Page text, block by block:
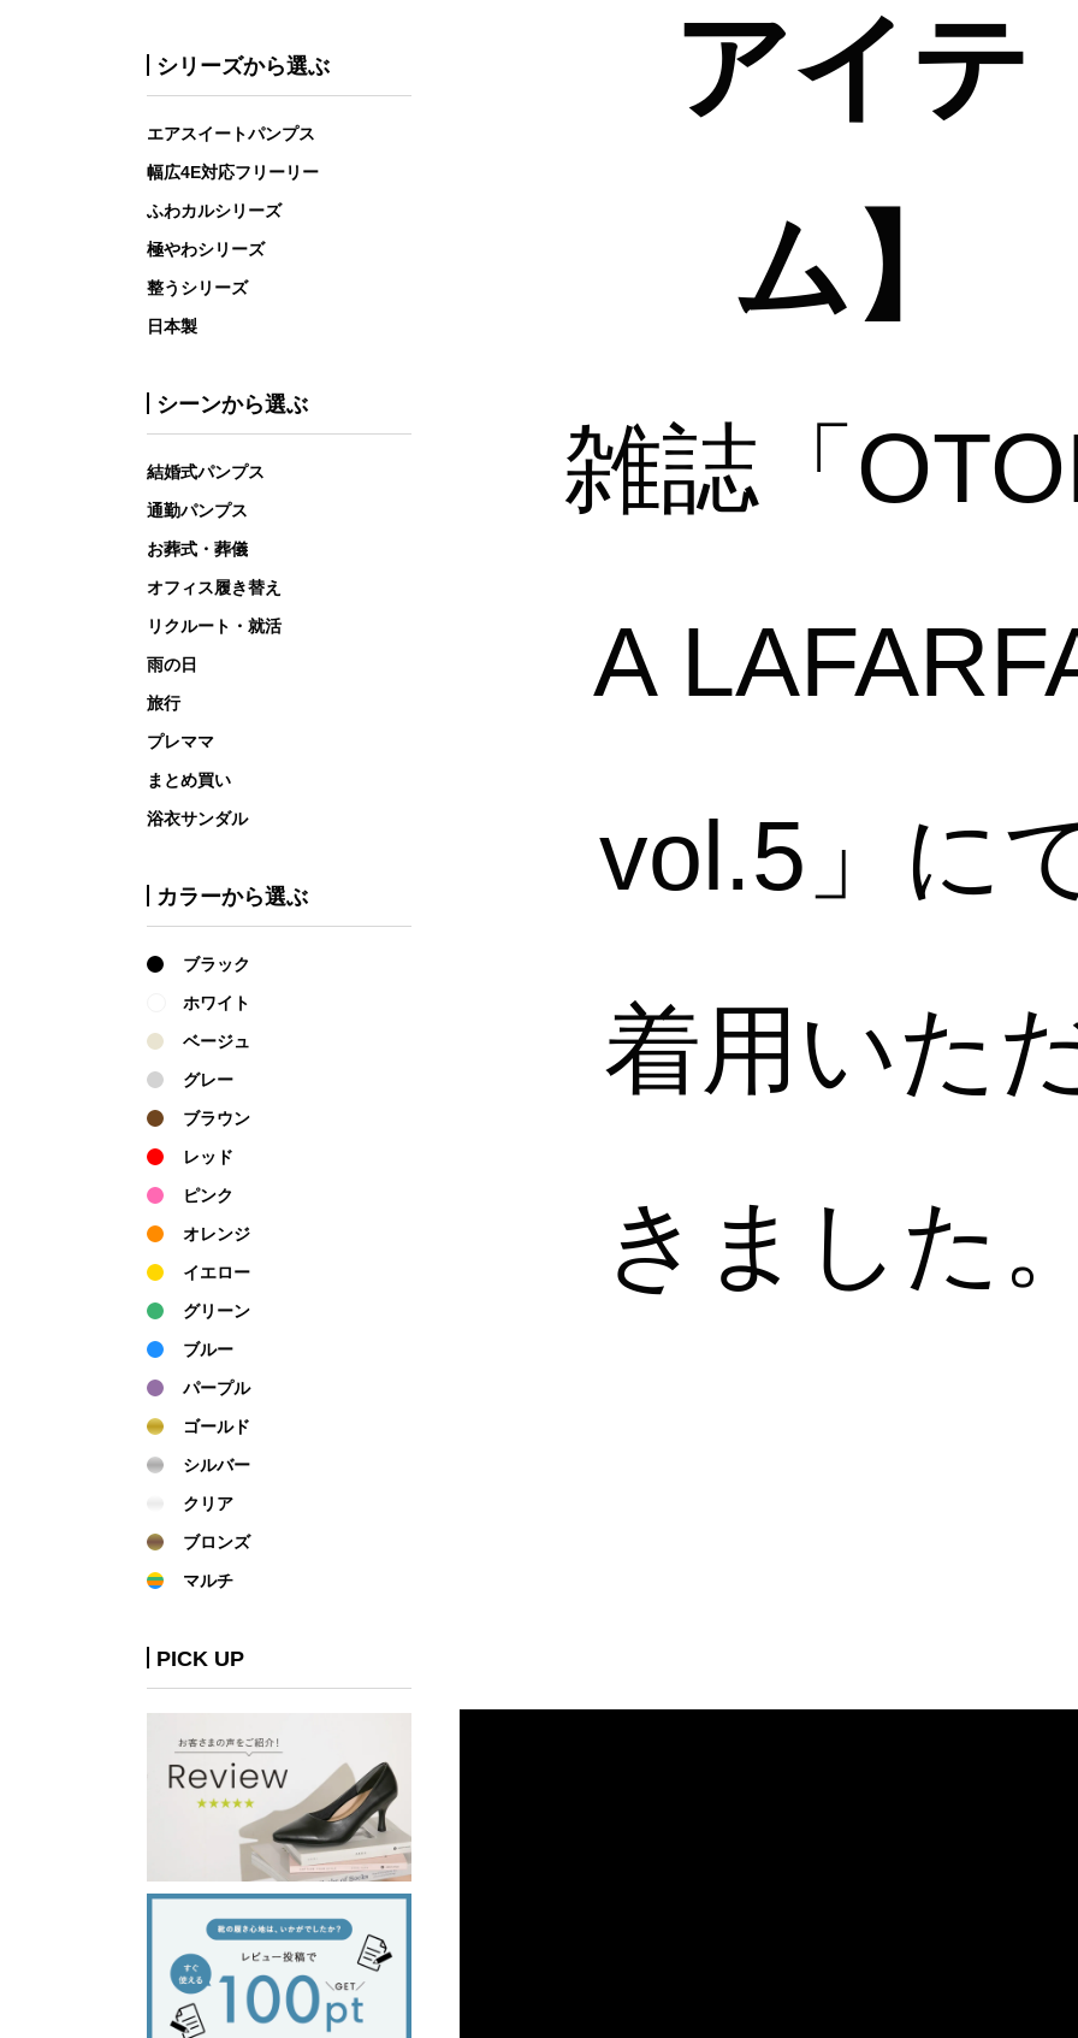
シリーズから選ぶ
エアスイートパンプス
幅広4E対応フリーリー
ふわカルシリーズ
極やわシリーズ
整うシリーズ
日本製
シーンから選ぶ
結婚式パンプス
通勤パンプス
お葬式・葬儀
オフィス履き替え
リクルート・就活
雨の日
旅行
プレママ
まとめ買い
浴衣サンダル
カラーから選ぶ
ブラック
ホワイト
ベージュ
グレー
ブラウン
レッド
ピンク
オレンジ
イエロー
グリーン
ブルー
パープル
ゴールド
シルバー
クリア
ブロンズ
マルチ
PICK UP
アイテ
ム】
雑誌「
A
vol.5」に
着用いた
きました